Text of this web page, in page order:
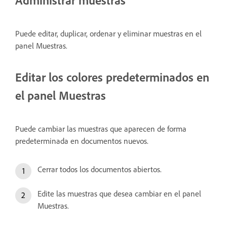
Puede editar, duplicar, ordenar y eliminar muestras en el
panel Muestras.
Editar los colores predeterminados en
el panel Muestras
Puede cambiar las muestras que aparecen de forma
predeterminada en documentos nuevos.
Cerrar todos los documentos abiertos.
Edite las muestras que desea cambiar en el panel
Muestras.